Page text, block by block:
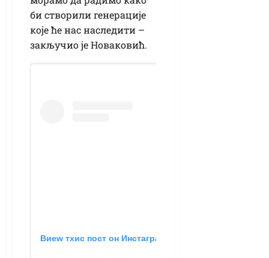
би створили генерације
које ће нас наследити –
закључио је Новаковић.
Виеw тхис пост он Инстаграм